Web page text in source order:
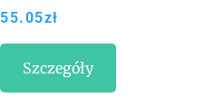
55.05zł
Szczegóły